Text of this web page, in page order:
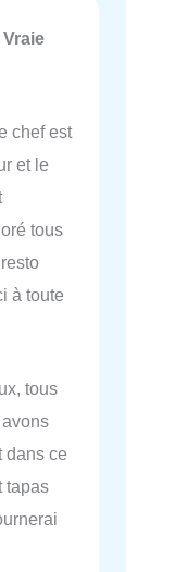
Vraie
chef est
et le
tous
à toute
tous
dans ce
tapas